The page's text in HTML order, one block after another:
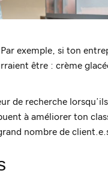
exemple, si ton
être : crème
de recherche
à améliorer ton
nombre de